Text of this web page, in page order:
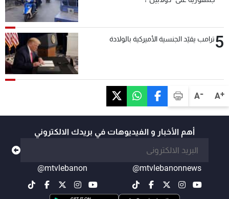
A+
A-
5ترامب يقيّد الجنسية الأميركية بالولادة
أهم الأخبار و الفيديوهات في بريدك الالكتروني
@mtvlebanonnews
@mtvlebanon